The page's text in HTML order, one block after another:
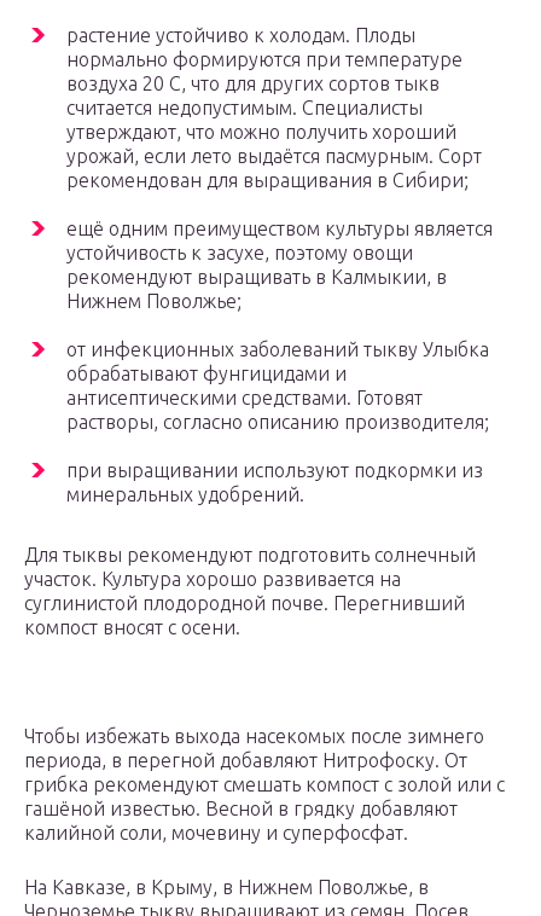
растение устойчиво к холодам. Плоды
нормально формируются при температуре
воздуха 20 С, что для других сортов тыкв
считается недопустимым. Специалисты
утверждают, что можно получить хороший
урожай, если лето выдаётся пасмурным. Сорт
рекомендован для выращивания в Сибири;
ещё одним преимуществом культуры является
устойчивость к засухе, поэтому овощи
рекомендуют выращивать в Калмыкии, в
Нижнем Поволжье;
от инфекционных заболеваний тыкву Улыбка
обрабатывают фунгицидами и
антисептическими средствами. Готовят
растворы, согласно описанию производителя;
при выращивании используют подкормки из
минеральных удобрений.
Для тыквы рекомендуют подготовить солнечный
участок. Культура хорошо развивается на
суглинистой плодородной почве. Перегнивший
компост вносят с осени.
Чтобы избежать выхода насекомых после зимнего
периода, в перегной добавляют Нитрофоску. От
грибка рекомендуют смешать компост с золой или с
гашёной известью. Весной в грядку добавляют
калийной соли, мочевину и суперфосфат.
На Кавказе, в Крыму, в Нижнем Поволжье, в
Черноземье тыкву выращивают из семян. Посев